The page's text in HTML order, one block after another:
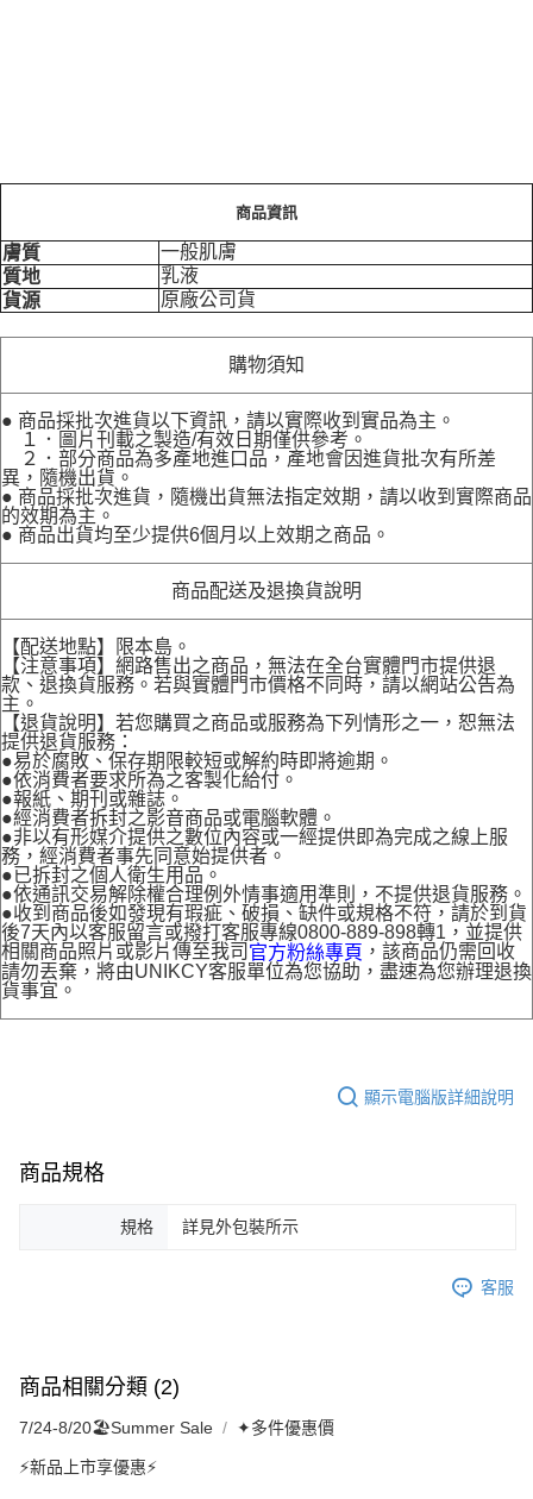
商品資訊
膚質
一般肌膚
質地
乳液
貨源
原廠公司貨
購物須知
● 商品採批次進貨以下資訊，請以實際收到實品為主。
１．圖片刊載之製造/有效日期僅供參考。
２．部分商品為多產地進口品，產地會因進貨批次有所差
異，隨機出貨。
● 商品採批次進貨，隨機出貨無法指定效期，請以收到實際商品
的效期為主。
● 商品出貨均至少提供6個月以上效期之商品。
商品配送及退換貨說明
【配送地點】限本島。
【注意事項】網路售出之商品，無法在全台實體門市提供退
款、退換貨服務。若與實體門市價格不同時，請以網站公告為
主。
【退貨說明】若您購買之商品或服務為下列情形之一，恕無法
提供退貨服務：
●易於腐敗、保存期限較短或解約時即將逾期。
●依消費者要求所為之客製化給付。
●報紙、期刊或雜誌。
●經消費者拆封之影音商品或電腦軟體。
●非以有形媒介提供之數位內容或一經提供即為完成之線上服
務，經消費者事先同意始提供者。
●已拆封之個人衛生用品。
●依通訊交易解除權合理例外情事適用準則，不提供退貨服務。
●收到商品後如發現有瑕疵、破損、缺件或規格不符，請於到貨
後7天內以客服留言或撥打客服專線0800-889-898轉1，並提供
相關商品照片或影片傳至我司 官方粉絲專頁 ，該商品仍需回收
請勿丟棄，將由UNIKCY客服單位為您協助，盡速為您辦理退換
貨事宜。
顯示電腦版詳細說明
商品規格
規格 詳見外包裝所示
客服
商品相關分類 (2)
7/24-8/20🏖️Summer Sale ✦多件優惠價
⚡新品上市享優惠⚡